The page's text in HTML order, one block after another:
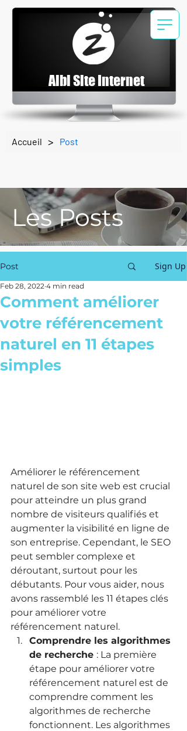
Albi Site Internet
Accueil > Post
Les Posts
Post Sign Up
Comment améliorer
votre référencement
naturel en 11 étapes
simples
Feb 28, 2022 4 min read
Améliorer le référencement
naturel de son site web est crucial
pour atteindre un plus grand
nombre de visiteurs qualifiés et
augmenter la visibilité en ligne de
son entreprise. Cependant, le SEO
peut sembler complexe et
déroutant, surtout pour les
débutants. Pour vous aider, nous
avons rassemblé les 11 étapes clés
pour améliorer votre
référencement naturel.
Comprendre les algorithmes
de recherche : La première
étape pour améliorer votre
référencement naturel est de
comprendre comment les
algorithmes de recherche
fonctionnent. Les algorithmes